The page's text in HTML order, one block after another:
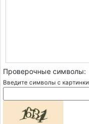
Проверочные символы:
Введите символы с картинки